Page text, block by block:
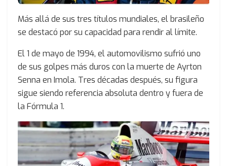
Más allá de sus tres títulos mundiales, el brasileño
se destacó por su capacidad para rendir al límite.
El 1 de mayo de 1994, el automovilismo sufrió uno
de sus golpes más duros con la muerte de Ayrton
Senna en Imola. Tres décadas después, su figura
sigue siendo referencia absoluta dentro y fuera de
la Fórmula 1.